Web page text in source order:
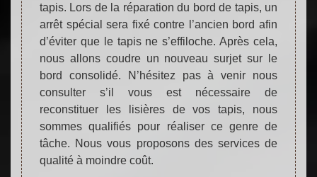
tapis. Lors de la réparation du bord de tapis, un
arrêt spécial sera fixé contre l’ancien bord afin
d’éviter que le tapis ne s’effiloche. Après cela,
nous allons coudre un nouveau surjet sur le
bord consolidé. N’hésitez pas à venir nous
consulter s’il vous est nécessaire de
reconstituer les lisières de vos tapis, nous
sommes qualifiés pour réaliser ce genre de
tâche. Nous vous proposons des services de
qualité à moindre coût.